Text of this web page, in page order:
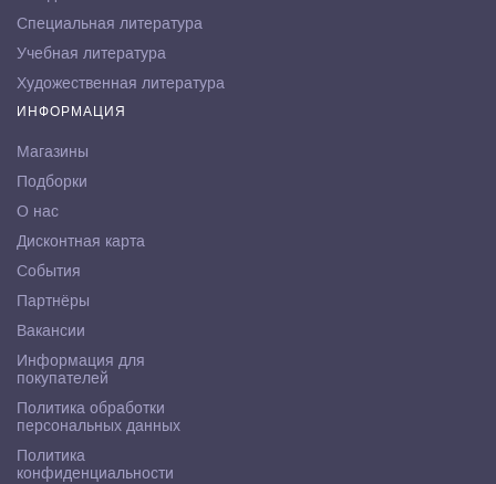
Специальная литература
Учебная литература
Художественная литература
ИНФОРМАЦИЯ
Магазины
Подборки
О нас
Дисконтная карта
События
Партнёры
Вакансии
Информация для
покупателей
Политика обработки
персональных данных
Политика
конфиденциальности